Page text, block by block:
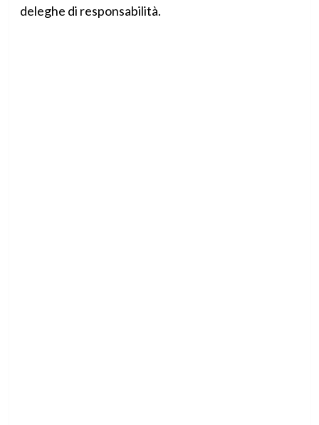
deleghe di responsabilità.